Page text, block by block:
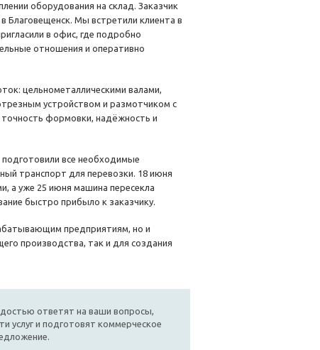
оборудования на склад. Заказчик
Благовещенск. Мы встретили клиента в
в офис, где подробно
отношения и оперативно
цельнометаллическими валами,
устройством и размотчиком с
формовки, надёжность и
все необходимые
транспорт для перевозки. 18 июня
а уже 25 июня машина пересекла
быстро прибыло к заказчику.
предприятиям, но и
производства, так и для создания
ответят на ваши вопросы,
услуг и подготовят коммерческое